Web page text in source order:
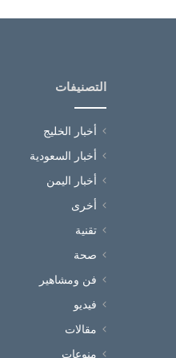
التصنيفات
أخبار الخليج
أخبار السعودية
أخبار اليمن
أخرى
تقنية
صحة
فن ومشاهير
فيديو
مقالات
منوعات